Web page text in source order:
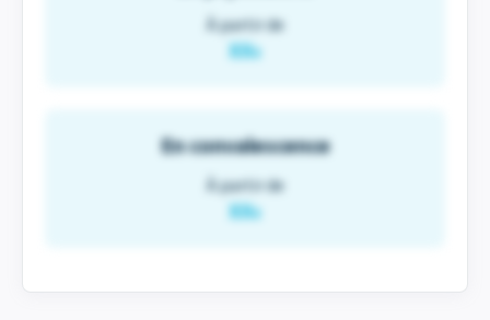
À partir de
XX€
En convalescence
À partir de
XX€